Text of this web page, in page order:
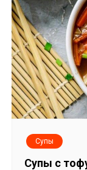
Супы
Супы с